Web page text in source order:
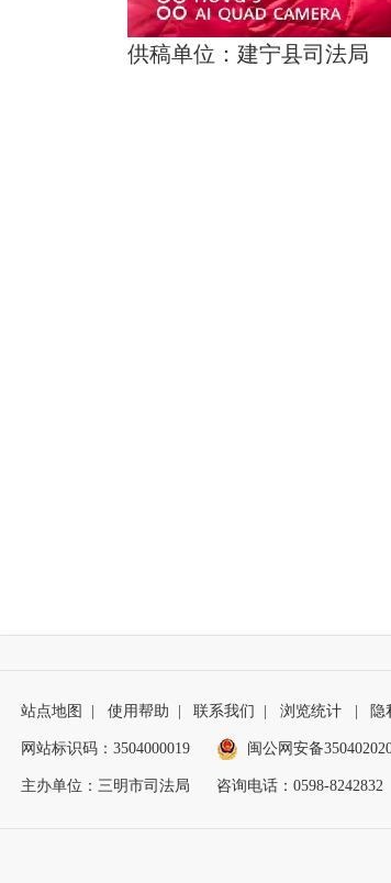
供稿单位：建宁县司法局
站点地图 | 使用帮助 | 联系我们 | 浏览统计 | 隐
网站标识码：3504000019 闽公网安备
主办单位：三明市司法局 咨询电话：0598-8242832